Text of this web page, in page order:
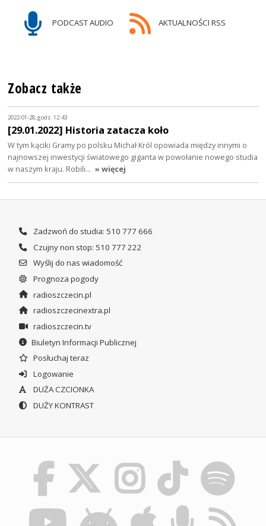
PODCAST AUDIO AKTUALNOŚCI RSS
Zobacz także
2022-01-28, godz. 12:43
[29.01.2022] Historia zatacza koło
W tym kąciki Gramy po polsku Michał Król opowiada między innymi o
najnowszej inwestycji światowego giganta w powołanie nowego studia
w naszym kraju. Robili… » więcej
Zadzwoń do studia: 510 777 666
Czujny non stop: 510 777 222
Wyślij do nas wiadomość
Prognoza pogody
radioszczecin.pl
radioszczecinextra.pl
radioszczecin.tv
Biuletyn Informacji Publicznej
Posłuchaj teraz
Logowanie
DUŻA CZCIONKA
DUŻY KONTRAST